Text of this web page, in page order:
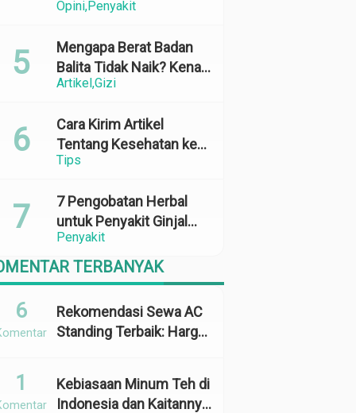
Opini Penyakit
Perubahan Cuaca yang
ArtikelGizi
Mengapa Berat Badan
Balita Tidak Naik? Kenali
Penyebab dan Solusinya
Tips
Cara Kirim Artikel
Tentang Kesehatan ke
Media Online: 100%
Penyakit
7 Pengobatan Herbal
untuk Penyakit Ginjal
yang Terbukti Efektif
dan Aman
TERBANYAK
Rekomendasi Sewa AC
Standing Terbaik: Harga,
6
Kebiasaan Minum Teh di
Indonesia dan Kaitannya
1